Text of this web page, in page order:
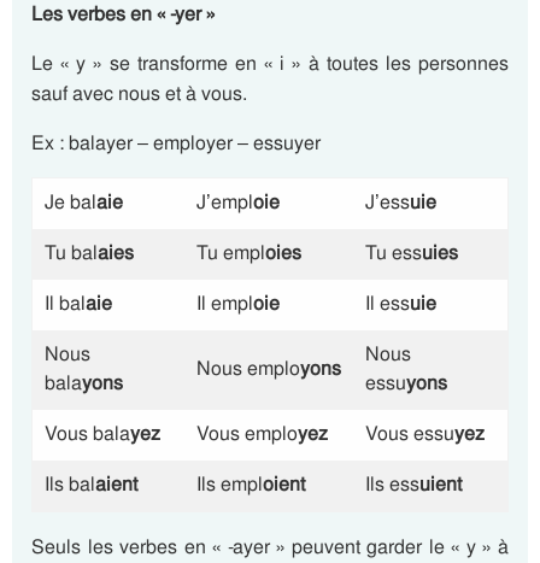
Les verbes en « -yer »
Le « y » se transforme en « i » à toutes les personnes
sauf avec nous et à vous.
Ex : balayer – employer – essuyer
Je balaie J’emploie J’essuie
Tu balaies Tu emploies Tu essuies
Il balaie Il emploie Il essuie
Nous
balayons
Nous employons
Nous
essuyons
Vous balayez Vous employez Vous essuyez
Ils balaient Ils emploient Ils essuient
Seuls les verbes en « -ayer » peuvent garder le « y » à